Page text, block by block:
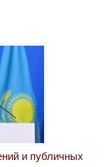
и публичных